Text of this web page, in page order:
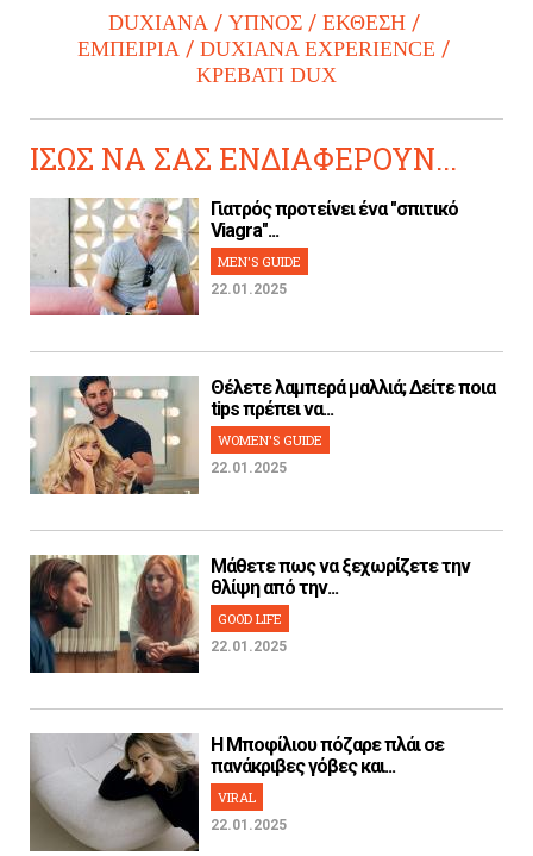
DUXIANA ΥΠΝΟΣ
ΕΚΘΕΣΗ
ΕΜΠΕΙΡΙΑ
DUXIANA EXPERIENCE
ΚΡΕΒΑΤΙ DUX
ΙΣΩΣ ΝΑ ΣΑΣ ΕΝΔΙΑΦΕΡΟΥΝ...
Γιατρός προτείνει ένα "σπιτικό
Viagra"...
MEN'S GUIDE
22.01.2025
Θέλετε λαμπερά μαλλιά; Δείτε ποια
tips πρέπει να...
WOMEN'S GUIDE
22.01.2025
Μάθετε πως να ξεχωρίζετε την
θλίψη από την...
GOOD LIFE
22.01.2025
H Μποφίλιου πόζαρε πλάι σε
πανάκριβες γόβες και...
VIRAL
22.01.2025